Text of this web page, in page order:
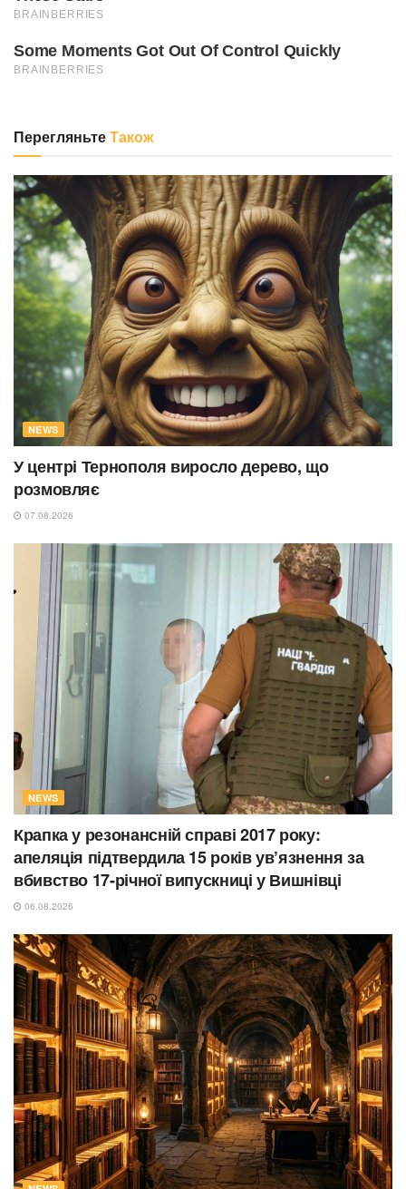
ПерегляньтеТакож
NEWS
У центрі Тернополя виросло дерево, що
розмовляє
07.08.2026
NEWS
Крапка у резонансній справі 2017 року:
апеляція підтвердила 15 років ув’язнення за
вбивство 17-річної випускниці у Вишнівці
06.08.2026